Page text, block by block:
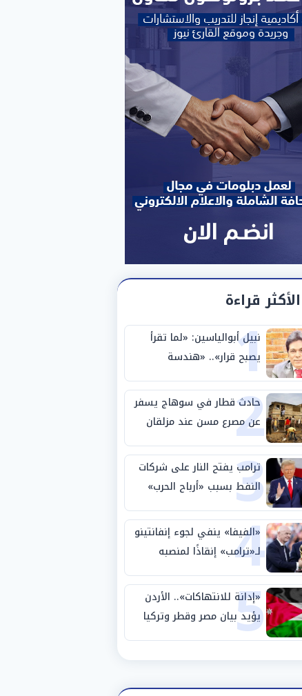
الأكثر قراءة
1
نبيل أبوالياسين: «لما تقرأ
يصبح قرار».. «هندسة
الاستثمار السيادي» بين «ربط
الجيب بالوطن» و«سيادة
الكلمة»
2
حادث قطار في سوهاج يسفر
عن مصرع مسن عند مزلقان
المراغة
3
ترامب يفتح النار على شركات
النفط بسبب «أرباح الحرب»
4
«الفيفا» ينفي لجوء إنفانتينو
لـ«ترامب» إنقاذًا لمنصبه
5
«إدانة للانتهاكات».. الأردن
يؤيد بيان مصر وقطر وتركيا
حول غزة